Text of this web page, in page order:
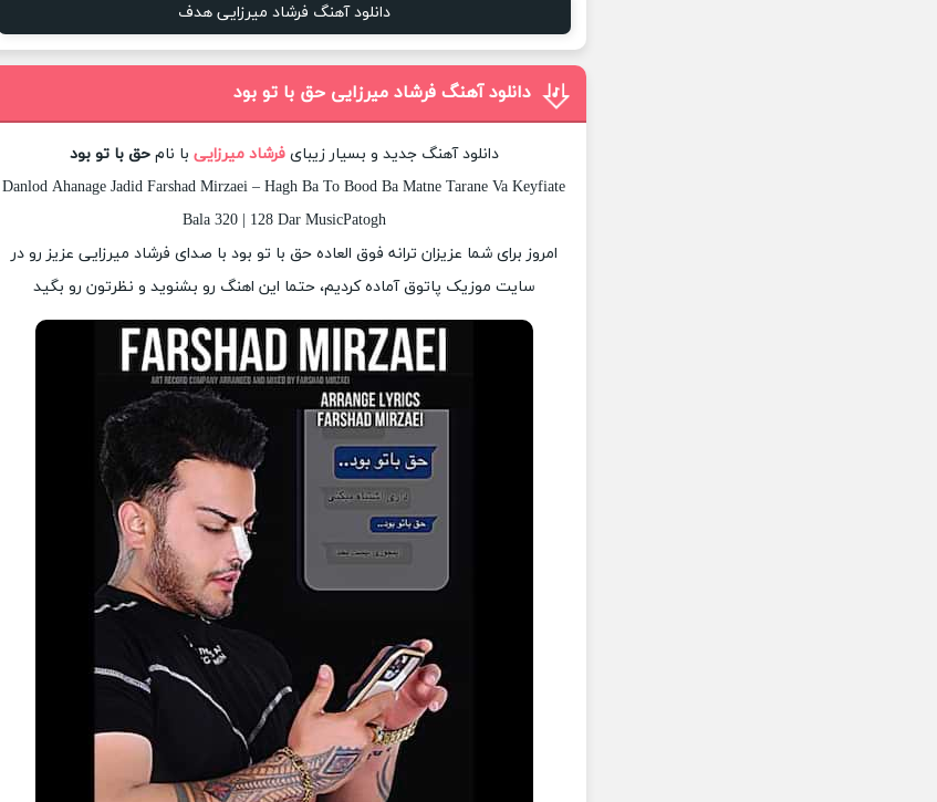
دانلود آهنگ فرشاد میرزایی هدف
دانلود آهنگ فرشاد میرزایی حق با تو بود
دانلود آهنگ جدید و بسیار زیبایفرشاد میرزایی با نامحق با تو بود
Danlod Ahanage Jadid Farshad Mirzaei – Hagh Ba To Bood Ba Matne Tarane Va Keyfiate
Bala 320 | 128 Dar MusicPatogh
امروز برای شما عزیزان ترانه فوق العاده حق با تو بود با صدای فرشاد میرزایی عزیز رو در
سایت موزیک پاتوق آماده کردیم، حتما این اهنگ رو بشنوید و نظرتون رو بگید